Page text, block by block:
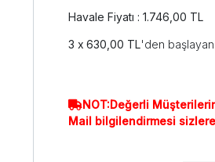
Havale Fiyatı : 1.746,00 TL
630,00 TL'den
NOT:Değerli
Mail bilgilendirmesi